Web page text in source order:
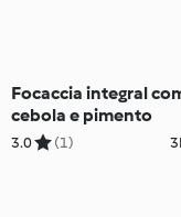
Focaccia integral
cebola e pimento
3.0 (1)